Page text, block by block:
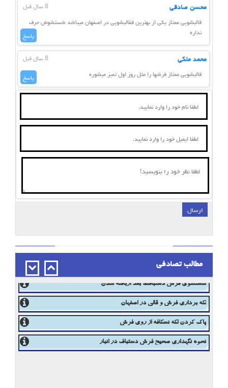
محسن صادقی
8 سال قبل
قالیشویی ممتاز یکی از بهترین فقالیشویی در اصفهان میباشد شستشوش حرف
نداره
پاسخ
محمد ملکی
8 سال قبل
قالیشویی ممتاز فرشها را مثل روز اول تمیز میشوره
پاسخ
ارسال
مطالب تصادفی
رنگ برداری فرش دستبافت در اصفهان
شستشوی فرش دستبافت بعد ازبافته شدن
لکه برداری فرش و قالی در اصفهان
پاک کردن لکه نسکافه از روی فرش